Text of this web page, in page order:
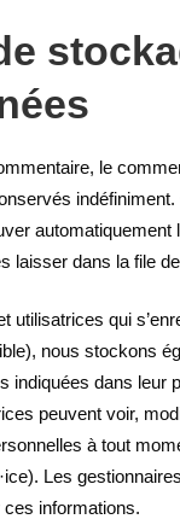
le
automatiquement
laisser dans la file
utilisatrices qui
nous stockons
indiquées dans leur
peuvent voir,
à tout
Les
informations.